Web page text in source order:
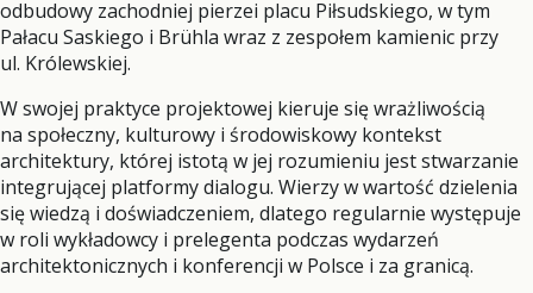
odbudowy zachodniej pierzei placu Piłsudskiego, w tym
Pałacu Saskiego i Brühla wraz z zespołem kamienic przy
ul. Królewskiej.
W swojej praktyce projektowej kieruje się wrażliwością
na społeczny, kulturowy i środowiskowy kontekst
architektury, której istotą w jej rozumieniu jest stwarzanie
integrującej platformy dialogu. Wierzy w wartość dzielenia
się wiedzą i doświadczeniem, dlatego regularnie występuje
w roli wykładowcy i prelegenta podczas wydarzeń
architektonicznych i konferencji w Polsce i za granicą.